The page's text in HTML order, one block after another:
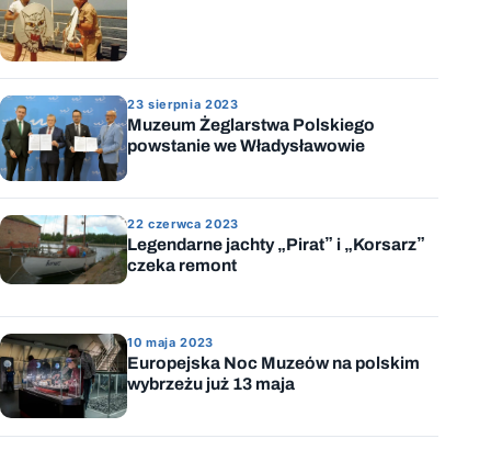
23 sierpnia 2023
Muzeum Żeglarstwa Polskiego
powstanie we Władysławowie
22 czerwca 2023
Legendarne jachty „Pirat” i „Korsarz”
czeka remont
10 maja 2023
Europejska Noc Muzeów na polskim
wybrzeżu już 13 maja